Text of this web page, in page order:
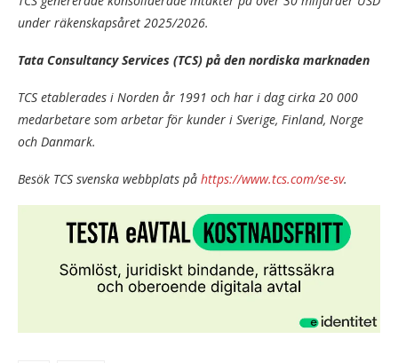
under räkenskapsåret 2025/2026.
Tata Consultancy Services (TCS) på den nordiska marknaden
TCS etablerades i Norden år 1991 och har i dag cirka 20 000
medarbetare som arbetar för kunder i Sverige, Finland, Norge
och Danmark.
Besök TCS svenska webbplats på https://www.tcs.com/se-sv.